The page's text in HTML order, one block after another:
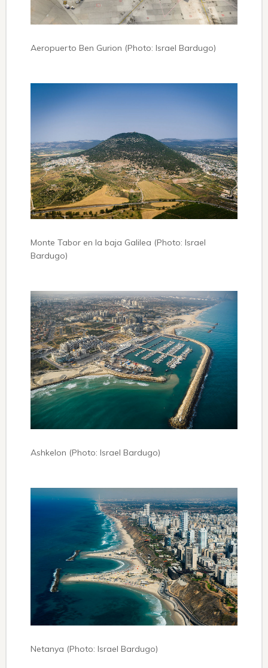
Aeropuerto Ben Gurion (Photo: Israel Bardugo)
Monte Tabor en la baja Galilea (Photo: Israel
Bardugo)
Ashkelon (Photo: Israel Bardugo)
Netanya (Photo: Israel Bardugo)